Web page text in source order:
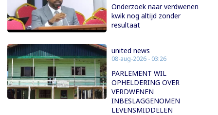
Onderzoek naar verdwenen
kwik nog altijd zonder
resultaat
united news
08-aug-2026 - 03:26
PARLEMENT WIL
OPHELDERING OVER
VERDWENEN
INBESLAGGENOMEN
LEVENSMIDDELEN